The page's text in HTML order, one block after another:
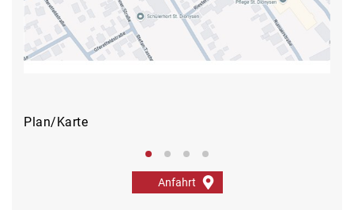
Plan/Karte
Anfahrt